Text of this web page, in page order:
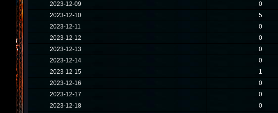
2023-12-09
0
2023-12-10
5
2023-12-11
0
2023-12-12
0
2023-12-13
0
2023-12-14
0
2023-12-15
1
2023-12-16
0
2023-12-17
0
2023-12-18
0